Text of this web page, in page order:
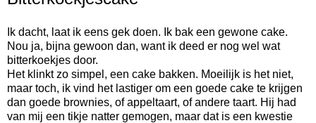
Ik dacht, laat ik eens gek doen. Ik bak een gewone cake.
Nou ja, bijna gewoon dan, want ik deed er nog wel wat
bitterkoekjes door.
Het klinkt zo simpel, een cake bakken. Moeilijk is het niet,
maar toch, ik vind het lastiger om een goede cake te krijgen
dan goede brownies, of appeltaart, of andere taart. Hij had
van mij een tikje natter gemogen, maar dat is een kwestie